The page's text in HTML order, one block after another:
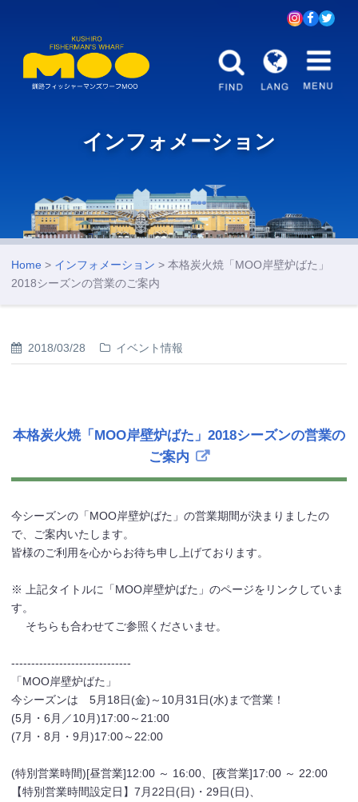
インフォメーション
Home > インフォメーション > 本格炭火焼「MOO岸壁炉ばた」
2018シーズンの営業のご案内
2018/03/28 イベント情報
本格炭火焼「MOO岸壁炉ばた」2018シーズンの営業の
ご案内
今シーズンの「MOO岸壁炉ばた」の営業期間が決まりましたの
で、ご案内いたします。
皆様のご利用を心からお待ち申し上げております。
※ 上記タイトルに「MOO岸壁炉ばた」のページをリンクしていま
す。
そちらも合わせてご参照くださいませ。
------------------------------
「MOO岸壁炉ばた」
今シーズンは 5月18日(金)～10月31日(水)まで営業！
(5月・6月／10月)17:00～21:00
(7月・8月・9月)17:00～22:00
(特別営業時間)[昼営業]12:00 ～ 16:00、[夜営業]17:00 ～ 22:00
【特別営業時間設定日】7月22日(日)・29日(日)、